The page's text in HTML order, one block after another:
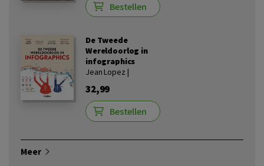
Bestellen
De Tweede
Wereldoorlog in
infographics
Jean Lopez |
32,99
Bestellen
Meer